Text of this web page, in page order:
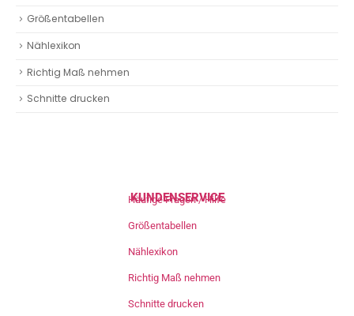
Größentabellen
Nählexikon
Richtig Maß nehmen
Schnitte drucken
KUNDENSERVICE
Häufige Fragen / Hilfe
Größentabellen
Nählexikon
Richtig Maß nehmen
Schnitte drucken